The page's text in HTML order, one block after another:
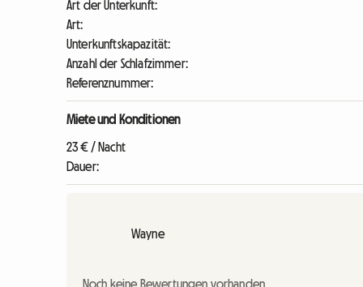
Art der Unterkunft:
Art:
Unterkunftskapazität:
Anzahl der Schlafzimmer:
Referenznummer:
Miete und Konditionen
23 € / Nacht
Dauer:
Wayne
Noch keine Bewertungen vorhanden